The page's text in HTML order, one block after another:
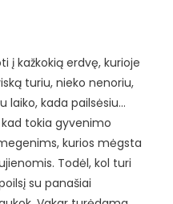
į kažkokią erdvę, kurioje
turiu, nieko nenoriu,
laiko, kada pailsėsiu…
tokia gyvenimo
kurios mėgsta
Todėl, kol turi
su panašiai